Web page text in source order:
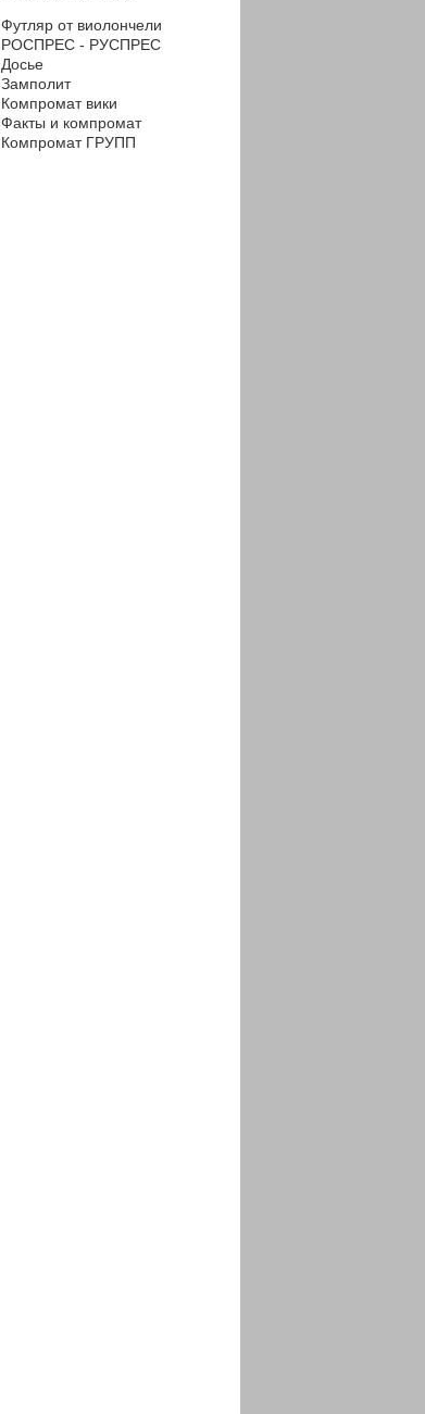
Футляр от виолончели
РОСПРЕС - РУСПРЕС
Досье
Замполит
Компромат вики
Факты и компромат
Компромат ГРУПП